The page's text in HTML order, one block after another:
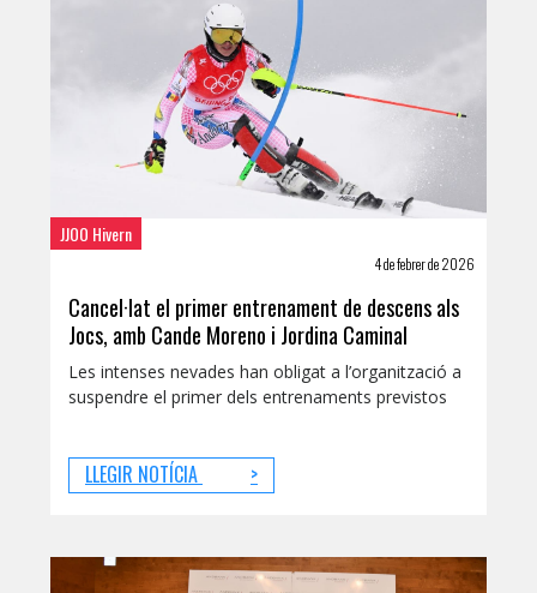
JJOO Hivern
4 de febrer de 2026
Cancel·lat el primer entrenament de descens als
Jocs, amb Cande Moreno i Jordina Caminal
Les intenses nevades han obligat a l’organització a
suspendre el primer dels entrenaments previstos
LLEGIR NOTÍCIA >